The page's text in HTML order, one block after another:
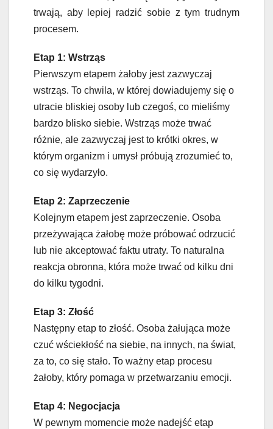
trwają, aby lepiej radzić sobie z tym trudnym
procesem.
Etap 1: Wstrząs
Pierwszym etapem żałoby jest zazwyczaj
wstrząs. To chwila, w której dowiadujemy się o
utracie bliskiej osoby lub czegoś, co mieliśmy
bardzo blisko siebie. Wstrząs może trwać
różnie, ale zazwyczaj jest to krótki okres, w
którym organizm i umysł próbują zrozumieć to,
co się wydarzyło.
Etap 2: Zaprzeczenie
Kolejnym etapem jest zaprzeczenie. Osoba
przeżywająca żałobę może próbować odrzucić
lub nie akceptować faktu utraty. To naturalna
reakcja obronna, która może trwać od kilku dni
do kilku tygodni.
Etap 3: Złość
Następny etap to złość. Osoba żałująca może
czuć wściekłość na siebie, na innych, na świat,
za to, co się stało. To ważny etap procesu
żałoby, który pomaga w przetwarzaniu emocji.
Etap 4: Negocjacja
W pewnym momencie może nadejść etap